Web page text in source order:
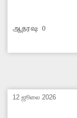
வருகிறது.
குளக்கரையில்
உள்ள
சென்றுவர
கடைகள்
இதனால்
பொதுவான
ஆதரவு: 0
12 ஜூலை 2026